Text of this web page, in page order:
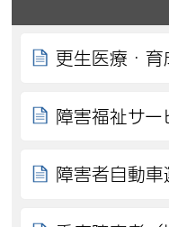
更生医療・育
障害福祉サー
障害者自動